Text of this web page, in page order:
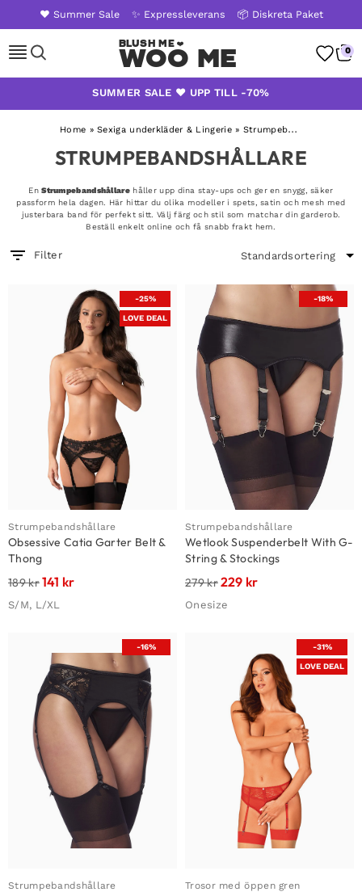
❤️ Summer Sale ✨ Expressleverans 📦 Diskreta Paket
Woo Me 0
SUMMER SALE ❤️ UPP TILL -70%
Home »Sexiga underkläder & Lingerie» Strumpebandshållare
STRUMPEBANDSHÅLLARE
EnStrumpebandshållarehåller upp dina stay-ups och ger en snygg, säker
passform hela dagen. Här hittar du olika modeller i spets, satin och mesh med
justerbara band för perfekt sitt. Välj färg och stil som matchar din garderob.
Beställ enkelt online och få snabb frakt hem.
Filter
-25%
LOVE DEAL
Strumpebandshållare
Obsessive Catia Garter Belt &
Thong
189kr141 kr
S/M, L/XL
-18%
Strumpebandshållare
Wetlook Suspenderbelt With G-
String & Stockings
279kr229 kr
Onesize
-16%
Strumpebandshållare
-31%
LOVE DEAL
Trosor med öppen gren